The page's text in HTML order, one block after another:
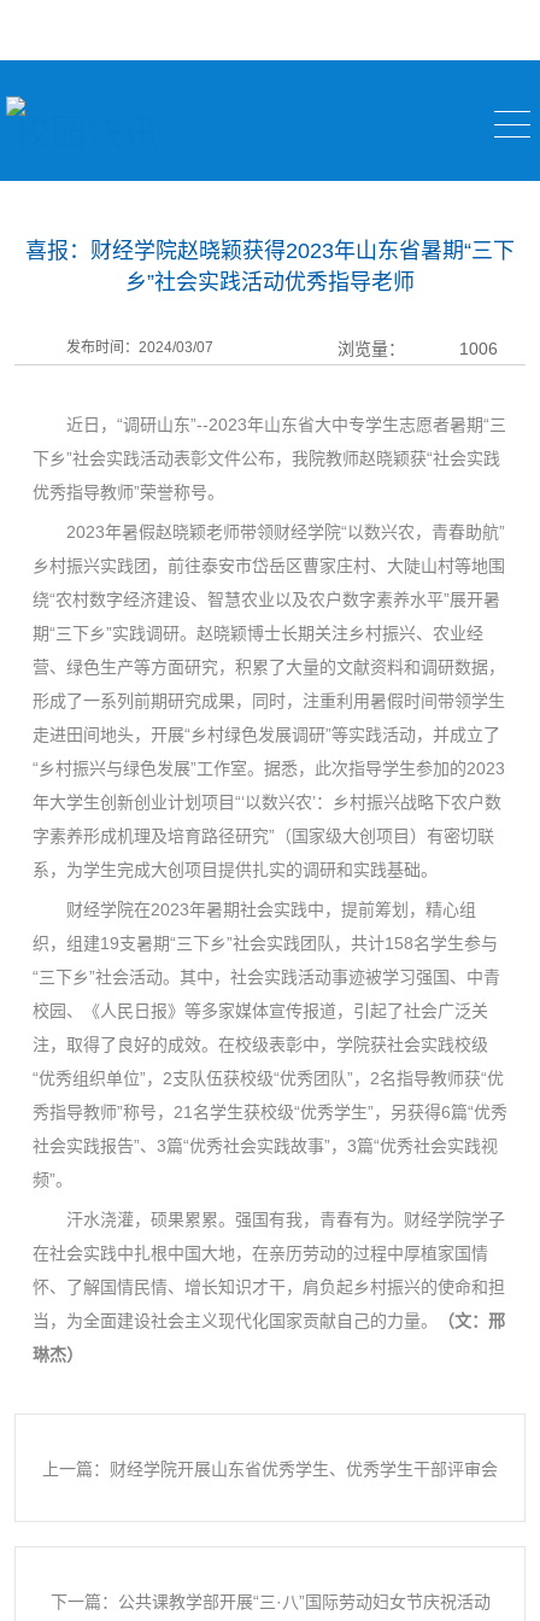
喜报：财经学院赵晓颖获得2023年山东省暑期“三下
乡”社会实践活动优秀指导老师
发布时间：2024/03/07 浏览量： 1006
近日，“调研山东”--2023年山东省大中专学生志愿者暑期“三
下乡”社会实践活动表彰文件公布，我院教师赵晓颖获“社会实践
优秀指导教师”荣誉称号。
2023年暑假赵晓颖老师带领财经学院“以数兴农，青春助航”
乡村振兴实践团，前往泰安市岱岳区曹家庄村、大陡山村等地围
绕“农村数字经济建设、智慧农业以及农户数字素养水平”展开暑
期“三下乡”实践调研。赵晓颖博士长期关注乡村振兴、农业经
营、绿色生产等方面研究，积累了大量的文献资料和调研数据，
形成了一系列前期研究成果，同时，注重利用暑假时间带领学生
走进田间地头，开展“乡村绿色发展调研”等实践活动，并成立了
“乡村振兴与绿色发展”工作室。据悉，此次指导学生参加的2023
年大学生创新创业计划项目“‘以数兴农’：乡村振兴战略下农户数
字素养形成机理及培育路径研究”（国家级大创项目）有密切联
系，为学生完成大创项目提供扎实的调研和实践基础。
财经学院在2023年暑期社会实践中，提前筹划，精心组
织，组建19支暑期“三下乡”社会实践团队，共计158名学生参与
“三下乡”社会活动。其中，社会实践活动事迹被学习强国、中青
校园、《人民日报》等多家媒体宣传报道，引起了社会广泛关
注，取得了良好的成效。在校级表彰中，学院获社会实践校级
“优秀组织单位”，2支队伍获校级“优秀团队”，2名指导教师获“优
秀指导教师”称号，21名学生获校级“优秀学生”，另获得6篇“优秀
社会实践报告”、3篇“优秀社会实践故事”，3篇“优秀社会实践视
频”。
汗水浇灌，硕果累累。强国有我，青春有为。财经学院学子
在社会实践中扎根中国大地，在亲历劳动的过程中厚植家国情
怀、了解国情民情、增长知识才干，肩负起乡村振兴的使命和担
当，为全面建设社会主义现代化国家贡献自己的力量。
（文：邢
琳杰）
上一篇：财经学院开展山东省优秀学生、优秀学生干部评审会
下一篇：公共课教学部开展“三·八”国际劳动妇女节庆祝活动